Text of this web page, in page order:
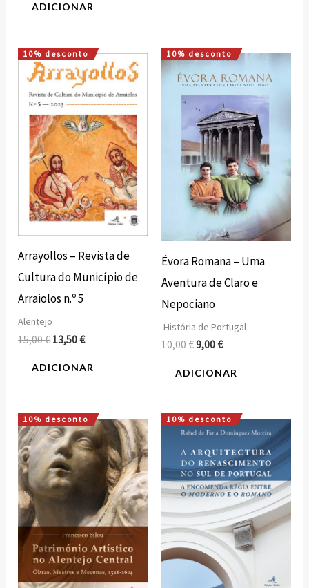
ADICIONAR
10% desconto
Arrayollos – Revista de
Cultura do Município de
Arraiolos n.º 5
Alentejo
15,00€
O
preço
original
era:
15,00 €.
13,50€
O
preço
atual
é:
13,50 €.
ADICIONAR
10% desconto
Évora Romana – Uma
Aventura de Claro e
Nepociano
História de Portugal
10,00€
O
preço
original
era:
10,00 €.
9,00€
O
preço
atual
é:
9,00 €.
ADICIONAR
10% desconto
O
preço
original
era:
16,00 €.
O
preço
atual
é:
14,40 €.
10% desconto
O
preço
original
era:
25,44 €.
O
preço
atual
é:
22,89 €.